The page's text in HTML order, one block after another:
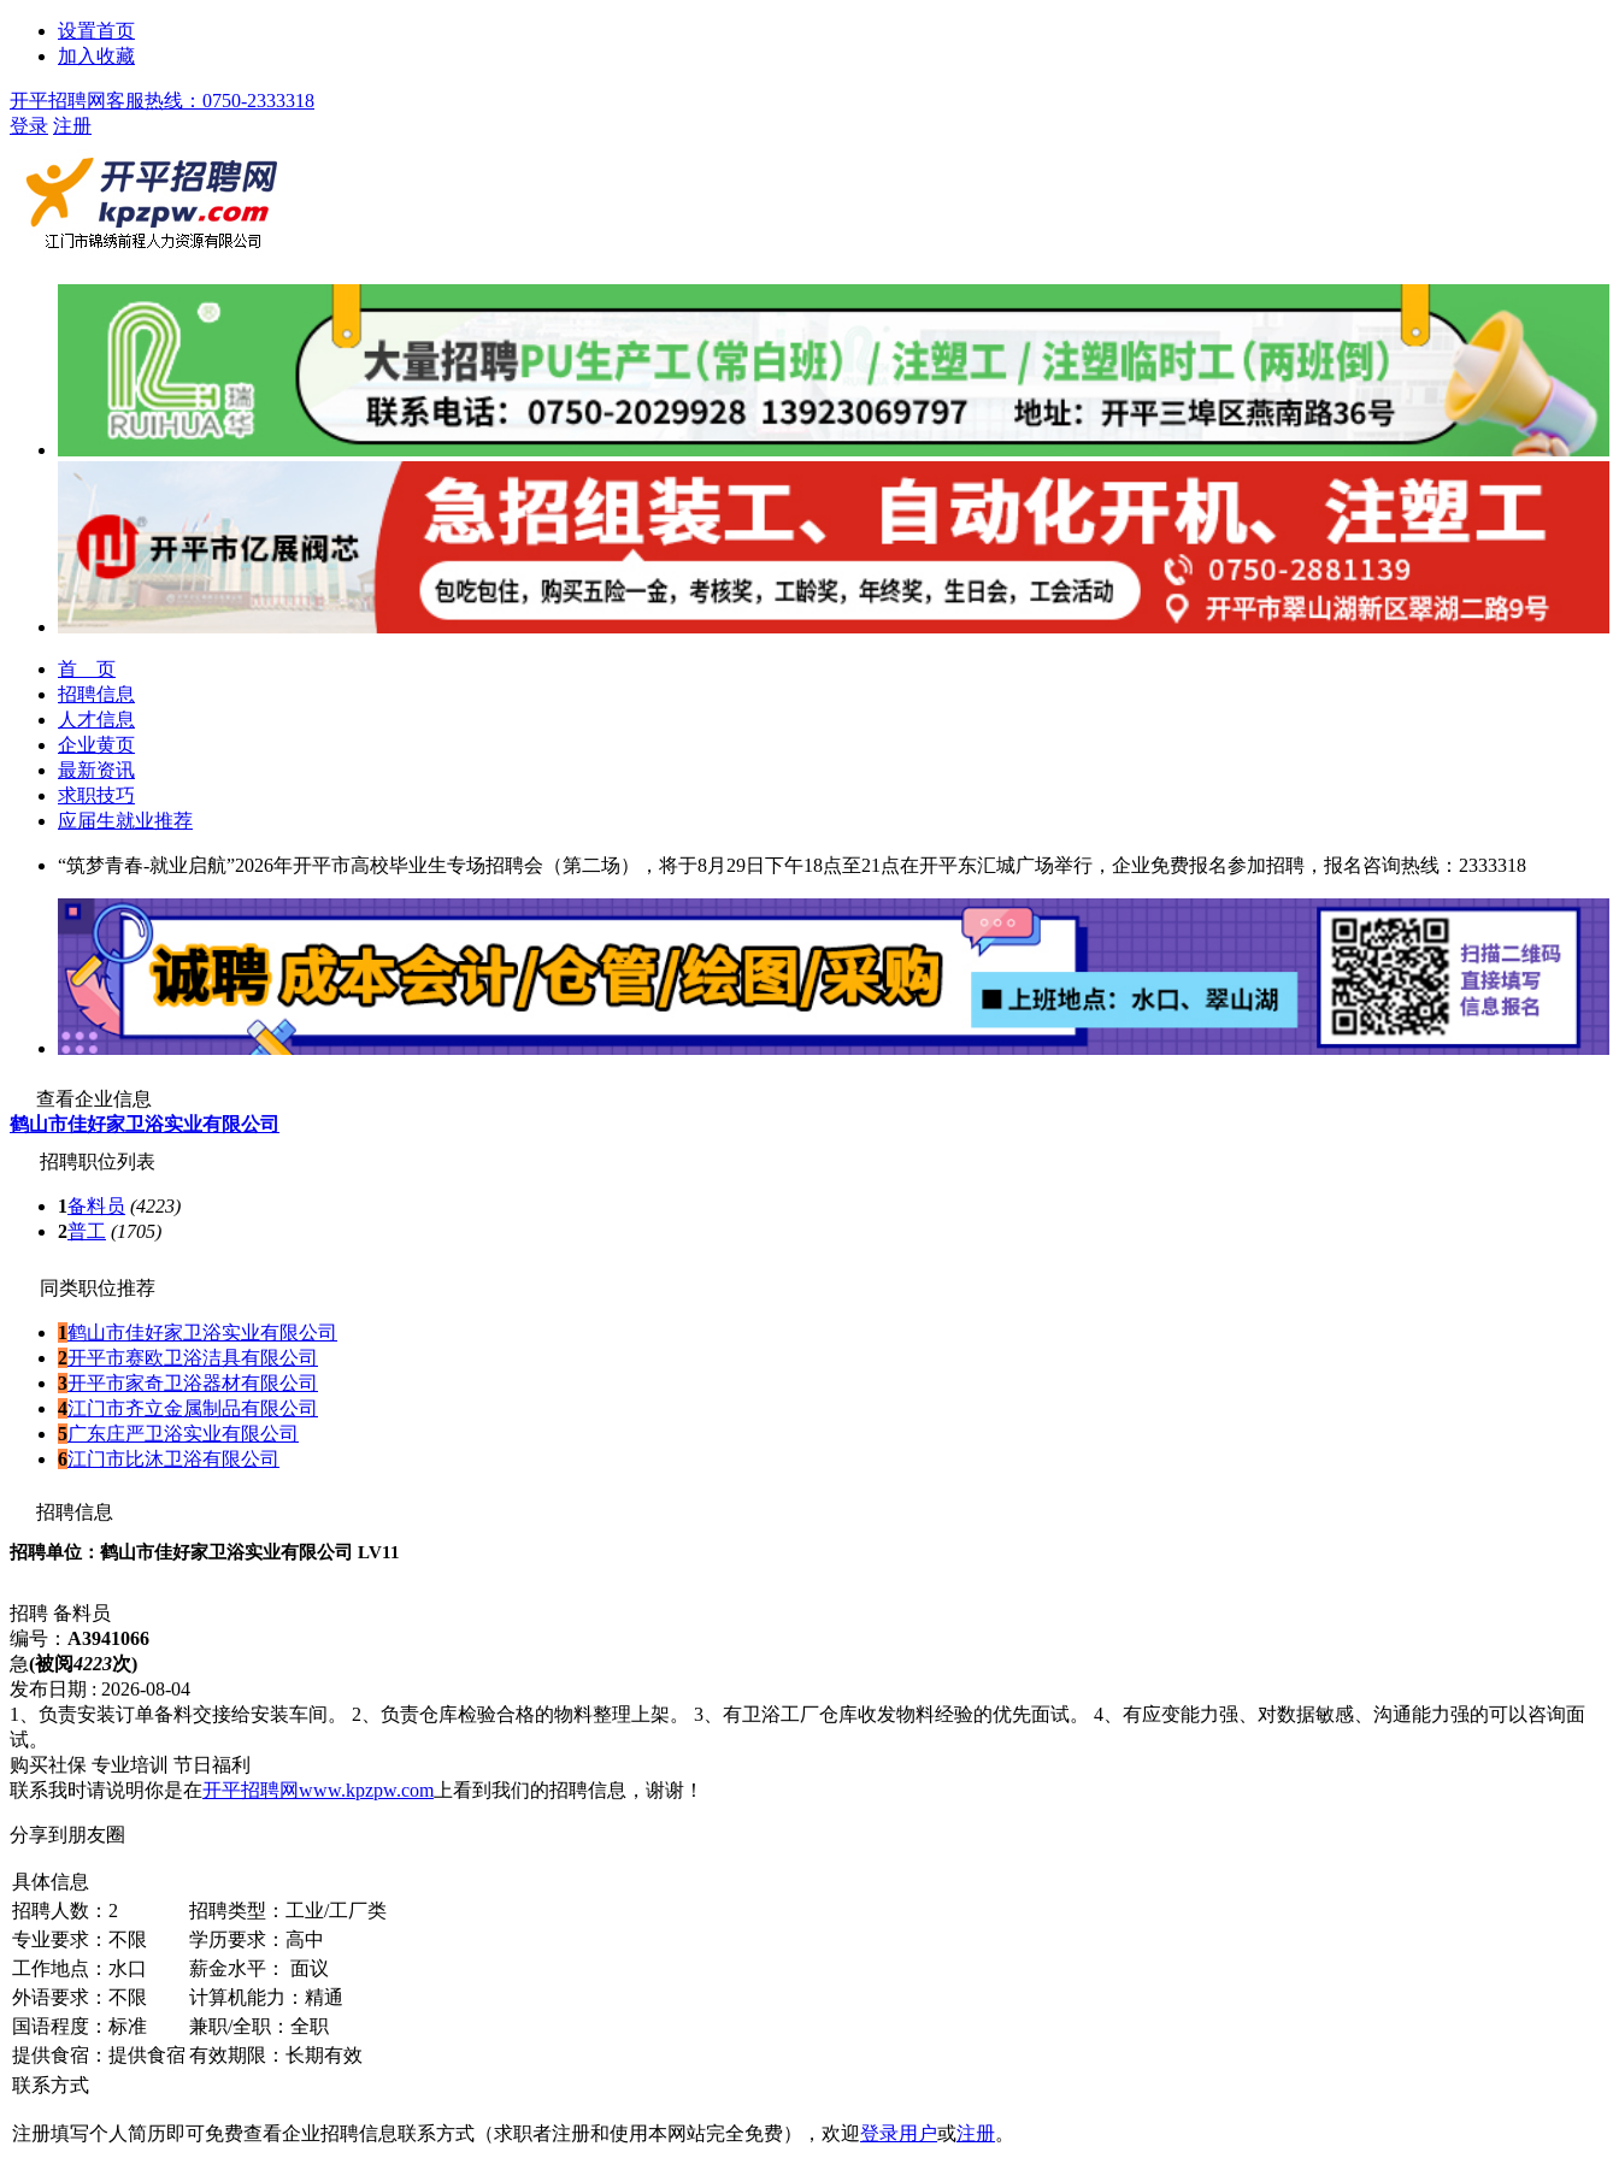
设置首页
加入收藏
开平招聘网客服热线：0750-2333318
登录 注册
首 页
招聘信息
人才信息
企业黄页
最新资讯
求职技巧
应届生就业推荐
“筑梦青春-就业启航”2026年开平市高校毕业生专场招聘会（第二场），将于8月29日下午18点至21点在开平东汇城广场举行，企业免费报名参加招聘，报名咨询热线：2333318
查看企业信息
鹤山市佳好家卫浴实业有限公司
招聘职位列表
1备料员 (4223)
2普工 (1705)
同类职位推荐
1鹤山市佳好家卫浴实业有限公司
2开平市赛欧卫浴洁具有限公司
3开平市家奇卫浴器材有限公司
4江门市齐立金属制品有限公司
5广东庄严卫浴实业有限公司
6江门市比沐卫浴有限公司
招聘信息
招聘单位：鹤山市佳好家卫浴实业有限公司 LV11
招聘 备料员
编号： A3941066
急(被阅4223次)
发布日期 : 2026-08-04
1、负责安装订单备料交接给安装车间。 2、负责仓库检验合格的物料整理上架。 3、有卫浴工厂仓库收发物料经验的优先面试。 4、有应变能力强、对数据敏感、沟通能力强的可以咨询面
试。
购买社保 专业培训 节日福利
联系我时请说明你是在开平招聘网www.kpzpw.com 上看到我们的招聘信息，谢谢！
分享到朋友圈
具体信息
招聘人数：2
招聘类型：工业/工厂类
专业要求：不限
学历要求：高中
工作地点：水口
薪金水平： 面议
外语要求：不限
计算机能力：精通
国语程度：标准
兼职/全职：全职
提供食宿：提供食宿 有效期限：长期有效
联系方式
注册填写个人简历即可免费查看企业招聘信息联系方式（求职者注册和使用本网站完全免费），欢迎登录用户或注册。